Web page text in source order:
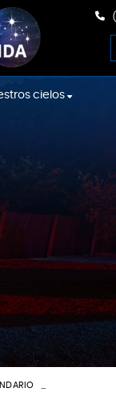
cielos
Cielos de la
Association
Starlight